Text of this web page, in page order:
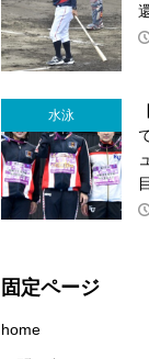
水泳
固定ページ
home